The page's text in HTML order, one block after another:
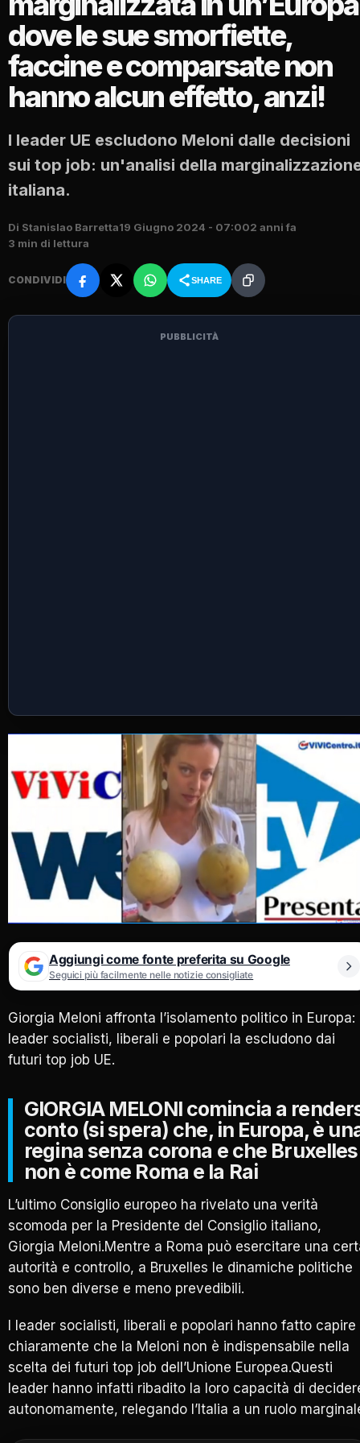
dove le sue smorfiette,
faccine e comparsate non
hanno alcun effetto, anzi!
I leader UE escludono Meloni dalle decisioni
sui top job: un'analisi della
italiana.
Di Stanislao Barretta19 Giugno 2024 - 07:002 anni fa
3 min di lettura
CONDIVIDI SHARE
PUBBLICITÀ
Aggiungi come fonte preferita su Google
Seguici più facilmente nelle notizie consigliate
Giorgia Meloni affronta l’isolamento politico in Europa:
leader socialisti, liberali e popolari la escludono dai
futuri top job UE.
GIORGIA MELONI comincia a
conto (si spera) che, in Europa, è
regina senza corona e che Bruxelles
non è come Roma e la Rai
L’ultimo Consiglio europeo ha rivelato una verità
scomoda per la Presidente del Consiglio italiano,
Giorgia Meloni.Mentre a Roma può esercitare una
autorità e controllo, a Bruxelles le dinamiche politiche
sono ben diverse e meno prevedibili.
I leader socialisti, liberali e popolari hanno fatto capire
chiaramente che la Meloni non è indispensabile nella
scelta dei futuri top job dell’Unione Europea.Questi
leader hanno infatti ribadito la loro capacità di
autonomamente, relegando l’Italia a un ruolo